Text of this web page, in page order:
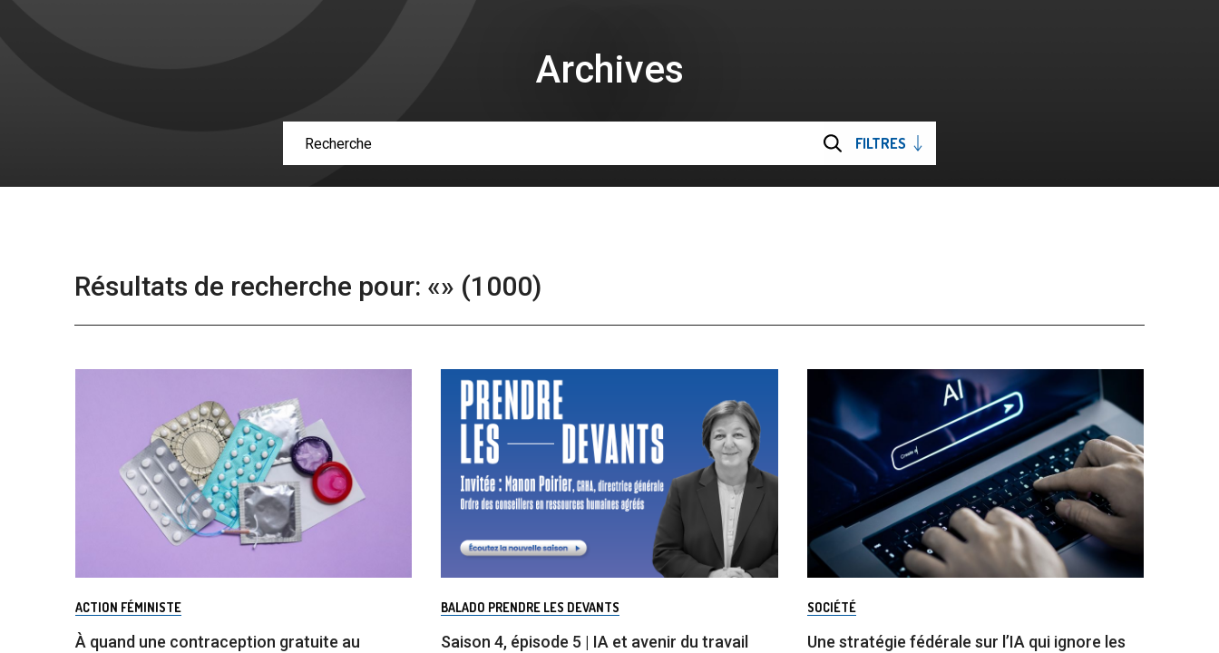
Archives
recherche
OUVRIRE
LES
FILTRES
Résultats de recherche pour: «» (1000)
ACTION FÉMINISTE
À quand une contraception gratuite au
BALADO PRENDRE LES DEVANTS
Saison 4, épisode 5 | IA et avenir du travail
SOCIÉTÉ
Une stratégie fédérale sur l’IA qui ignore les